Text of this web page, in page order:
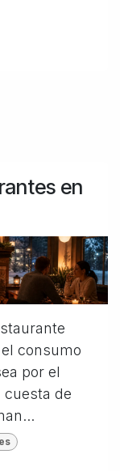
en
consumo
por el
cuesta de